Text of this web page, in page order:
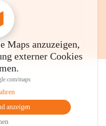
Maps anzuzeigen,
externer Cookies
maps
anzeigen